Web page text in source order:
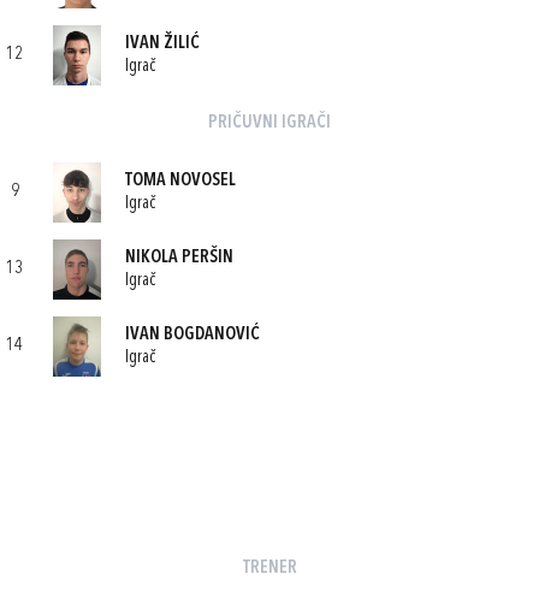
12
IVAN ŽILIĆ
Igrač
PRIČUVNI IGRAČI
9
TOMA NOVOSEL
Igrač
13
NIKOLA PERŠIN
Igrač
14
IVAN BOGDANOVIĆ
Igrač
TRENER